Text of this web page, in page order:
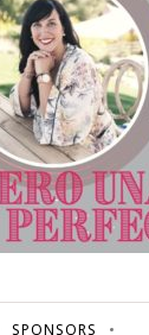
SPONSORS